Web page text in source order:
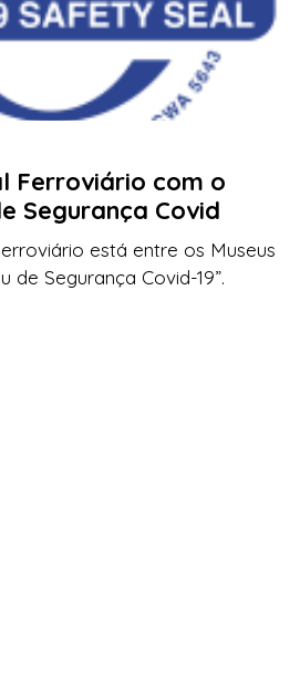
Ferroviário com o
Segurança Covid
está entre os Museus
de Segurança Covid-19”.